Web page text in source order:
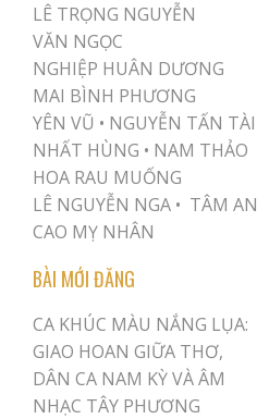
LÊ TRỌNG NGUYỄN
VĂN NGỌC
NGHIỆP HUÂN DƯƠNG
MAI BÌNH PHƯƠNG
YÊN VŨ • NGUYỄN TẤN TÀI
NHẤT HÙNG • NAM THẢO
HOA RAU MUỐNG
LÊ NGUYỄN NGA • TÂM AN
CAO MỴ NHÂN
BÀI MỚI ĐĂNG
CA KHÚC MÀU NẮNG LỤA:
GIAO HOAN GIỮA THƠ,
DÂN CA NAM KỲ VÀ ÂM
NHẠC TÂY PHƯƠNG